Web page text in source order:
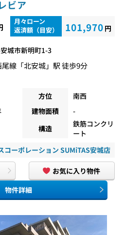
ビア
月々ローン
返済額（目安）
101,970 円
城市新明町1-3
線 「北安城」駅 徒歩9分
方位
南西
建物面積
-
構造
鉄筋コンクリ
ート
コーポレーション SUMiTAS安城店
お気に入り物件
物件詳細